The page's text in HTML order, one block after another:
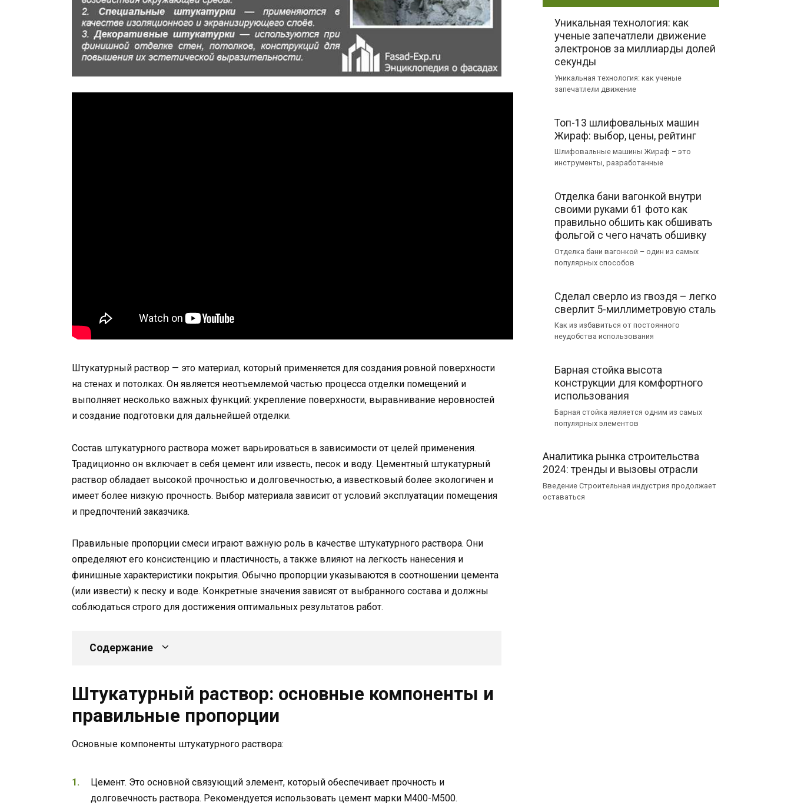
Штукатурный раствор — это материал, который применяется для создания ровной поверхности
на стенах и потолках. Он является неотъемлемой частью процесса отделки помещений и
выполняет несколько важных функций: укрепление поверхности, выравнивание неровностей
и создание подготовки для дальнейшей отделки.
Состав штукатурного раствора может варьироваться в зависимости от целей применения.
Традиционно он включает в себя цемент или известь, песок и воду. Цементный штукатурный
раствор обладает высокой прочностью и долговечностью, а известковый более экологичен и
имеет более низкую прочность. Выбор материала зависит от условий эксплуатации помещения
и предпочтений заказчика.
Правильные пропорции смеси играют важную роль в качестве штукатурного раствора. Они
определяют его консистенцию и пластичность, а также влияют на легкость нанесения и
финишные характеристики покрытия. Обычно пропорции указываются в соотношении цемента
(или извести) к песку и воде. Конкретные значения зависят от выбранного состава и должны
соблюдаться строго для достижения оптимальных результатов работ.
Содержание
Штукатурный раствор: основные компоненты и
правильные пропорции
Основные компоненты штукатурного раствора:
Цемент. Это основной связующий элемент, который обеспечивает прочность и
долговечность раствора. Рекомендуется использовать цемент марки М400-М500.
Уникальная технология: как
ученые запечатлели движение
электронов за миллиарды долей
секунды
Уникальная технология: как ученые
запечатлели движение
Топ-13 шлифовальных машин
Жираф: выбор, цены, рейтинг
Шлифовальные машины Жираф – это
инструменты, разработанные
Отделка бани вагонкой внутри
своими руками 61 фото как
правильно обшить как обшивать
фольгой с чего начать обшивку
Отделка бани вагонкой – один из самых
популярных способов
Сделал сверло из гвоздя – легко
сверлит 5-миллиметровую сталь
Как из избавиться от постоянного
неудобства использования
Барная стойка высота
конструкции для комфортного
использования
Барная стойка является одним из самых
популярных элементов
Аналитика рынка строительства
2024: тренды и вызовы отрасли
Введение Строительная индустрия продолжает
оставаться